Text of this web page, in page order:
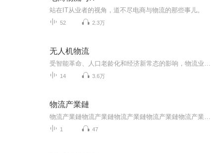
站在IT从业者的视角，道不尽电商与物流的那些事儿。
52 2.3万
无人机物流
14 3.6万
物流产業鏈
1 47